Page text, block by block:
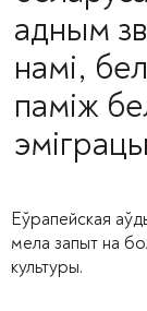
адным
намі,
паміж
Еўрапейская
мела запыт на
культуры.